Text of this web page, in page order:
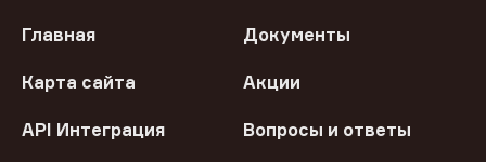
Главная Документы
Карта сайта Акции
API Интеграция Вопросы и ответы